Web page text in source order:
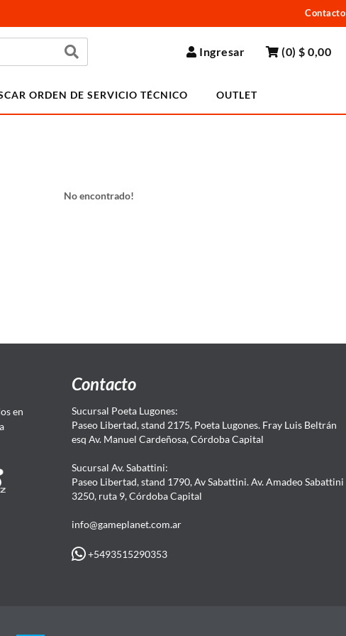
Contacto
Ingresar (0)$ 0,00
ORDEN DE SERVICIO TÉCNICO OUTLET
No encontrado!
en
Contacto
Sucursal Poeta Lugones:
Paseo Libertad, stand 2175, Poeta Lugones. Fray Luis Beltrán
esq Av. Manuel Cardeñosa, Córdoba Capital
Sucursal Av. Sabattini:
Paseo Libertad, stand 1790, Av Sabattini. Av. Amadeo Sabattini
3250, ruta 9, Córdoba Capital
info@gameplanet.com.ar
+5493515290353